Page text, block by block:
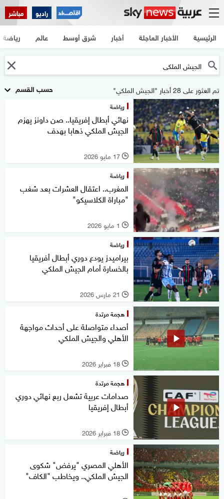
راديو مباشر
الرئيسية الأخبار العاجلة أخبار شرق أوسط عالم رياضة
حسب القسم تم العثور على 28 أخبار "الجيش الملكي"
رياضة
نهائي أبطال إفريقيا.. صن داونز يهزم
الجيش الملكي ذهابا بهدف
l 17 مايو 2026
رياضة
المغرب.. اعتقال العشرات بعد شغب
"مباراة الكلاسيكو"
l 1 مايو 2026
رياضة
بيراميدز يودع دوري أبطال أفريقيا
بالخسارة أمام الجيش الملكي
l 21 مارس 2026
هجمة مرتدة
أصداء متواصلة على أحداث مواجهة
الأهلي والجيش الملكي
l 18 فبراير 2026
هجمة مرتدة
صدامات عربية تشعل ربع نهائي دوري
أبطال إفريقيا
l 18 فبراير 2026
رياضة
الأهلي المصري "يرفض" شكوى
الجيش الملكي.. ويخاطب "الكاف"